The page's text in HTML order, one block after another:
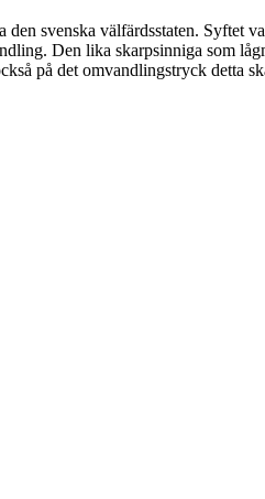
svenska välfärdsstaten. Syftet
Den lika skarpsinniga som
på det omvandlingstryck detta